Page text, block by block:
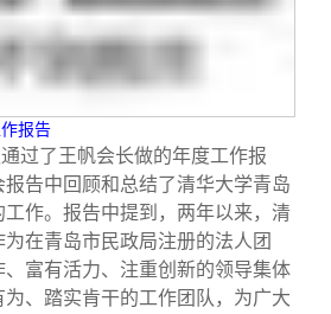
报告
过了王帆会长做的年度工作报
告中回顾和总结了清华大学青岛
作。报告中提到，两年以来，清
在青岛市民政局注册的法人团
富有活力、注重创新的领导集体
、踏实肯干的工作团队，为广大